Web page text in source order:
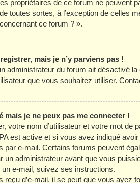
propriétaires de ce forum ne peuvent
toutes sortes, à l’exception de celles
ce forum ? ».
mais je n’y parviens pas !
administrateur du forum ait désactivé
que vous souhaitez utiliser.
mais je ne peux pas me connecter !
votre nom d’utilisateur et votre mot de
est active et si vous avez indiqué
par e-mail. Certains forums peuvent
un administrateur avant que vous
e-mail, suivez ses instructions.
reçu d’e-mail, il se peut que vous ayez